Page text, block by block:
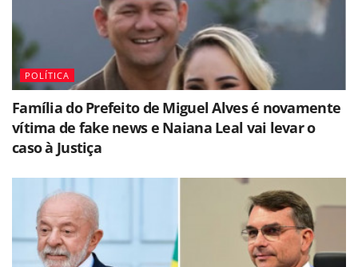
POLÍTICA
Família do Prefeito de Miguel Alves é novamente
vítima de fake news e Naiana Leal vai levar o
caso à Justiça